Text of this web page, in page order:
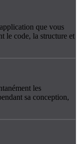
que vous
le code, la structure et
les
sa conception,